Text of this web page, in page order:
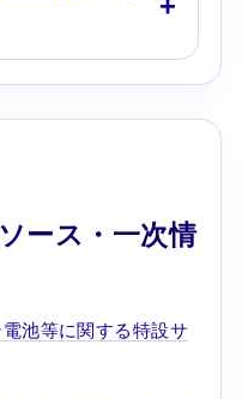
ース・一次情
池等に関する特設サ